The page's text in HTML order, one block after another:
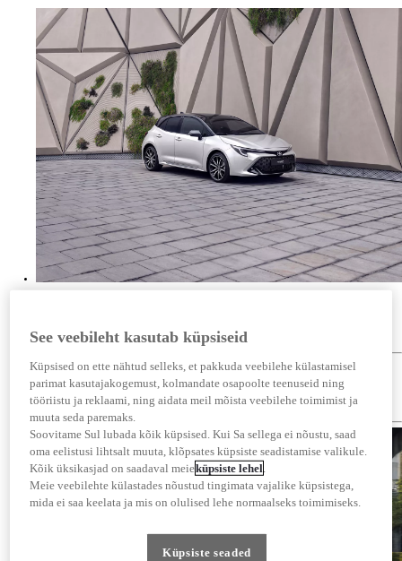
Elektri ja bensiini jõud kahe maailma parimaid omadusi ühendavas täiustatud jõuülekandes.
Tutvu jõuallikagaTutvu jõuallikaga
Laadimisvaba
Tangi tavaliselt
Sõida tavaliselt
Väike heitkogus
Väike kütusekulu
See veebileht kasutab küpsiseid
Küpsised on ette nähtud selleks, et pakkuda veebilehe külastamisel
parimat kasutajakogemust, kolmandate osapoolte teenuseid ning
tööriistu ja reklaami, ning aidata meil mõista veebilehe toimimist ja
muuta seda paremaks.
Soovitame Sul lubada kõik küpsised. Kui Sa sellega ei nõustu, saad
oma eelistusi lihtsalt muuta, klõpsates küpsiste seadistamise valikule.
Kõik üksikasjad on saadaval meieküpsiste lehel
Meie veebilehte külastades nõustud tingimata vajalike küpsistega,
mida ei saa keelata ja mis on olulised lehe normaalseks toimimiseks.
Küpsiste seaded